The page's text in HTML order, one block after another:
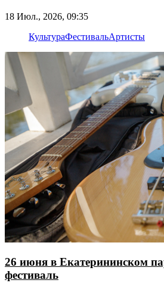
18 Июл., 2026, 09:35
КультураФестивальАртисты
26 июня в Екатерининском
фестиваль